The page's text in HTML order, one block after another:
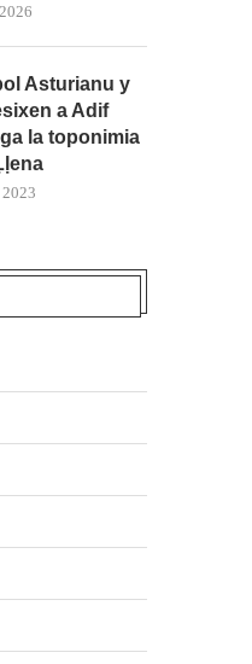
‘Güei sálese’ diseña una
Asturianu y
a Adif
la toponimia
2023